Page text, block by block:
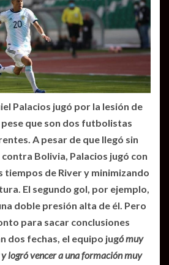
Palacios jugó por la lesión de
que son dos futbolistas
A pesar de que llegó sin
Bolivia, Palacios jugó con
tiempos de River y minimizando
El segundo gol, por ejemplo,
doble presión alta de él. Pero
para sacar conclusiones
dos fechas, el equipo jugó muy
logró vencer a una formación muy